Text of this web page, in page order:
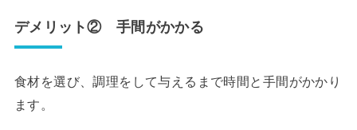
デメリット② 手間がかかる
食材を選び、調理をして与えるまで時間と手間がかかり
ます。